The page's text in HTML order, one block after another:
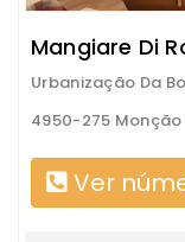
Mangiare Di
Urbanização Da
4950-275 Monção
Ver